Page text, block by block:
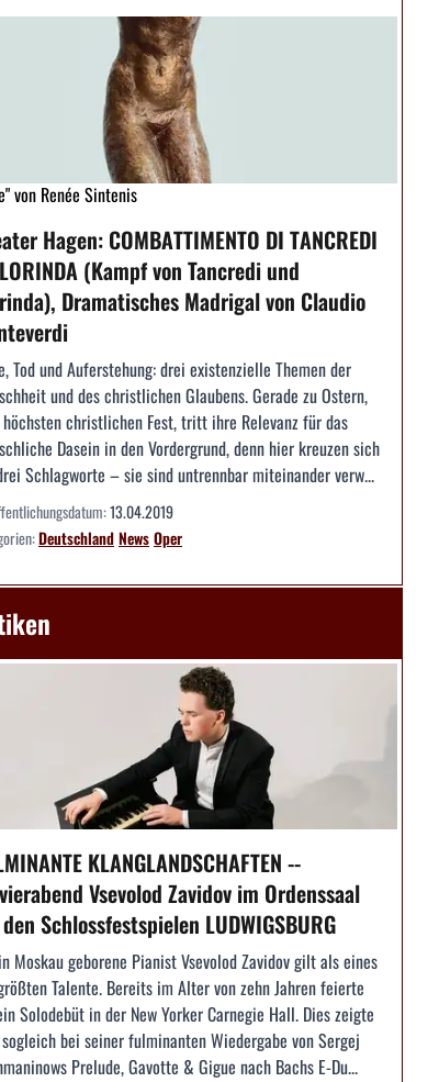
von Renée Sintenis
Hagen: COMBATTIMENTO DI TANCREDI
(Kampf von Tancredi und
Dramatisches Madrigal von Claudio
Tod und Auferstehung: drei existenzielle Themen der
und des christlichen Glaubens. Gerade zu Ostern,
christlichen Fest, tritt ihre Relevanz für das
Dasein in den Vordergrund, denn hier kreuzen sich
Schlagworte – sie sind untrennbar miteinander verw...
13.04.2019
DeutschlandNewsOper
KLANGLANDSCHAFTEN --
Vsevolod Zavidov im Ordenssaal
Schlossfestspielen LUDWIGSBURG
Moskau geborene Pianist Vsevolod Zavidov gilt als eines
Talente. Bereits im Alter von zehn Jahren feierte
Solodebüt in der New Yorker Carnegie Hall. Dies zeigte
bei seiner fulminanten Wiedergabe von Sergej
Prelude, Gavotte & Gigue nach Bachs E-Du...